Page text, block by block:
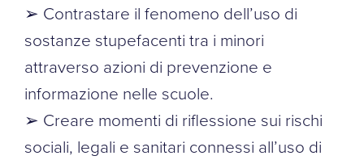
➢ Contrastare il fenomeno dell’uso di
sostanze stupefacenti tra i minori
attraverso azioni di prevenzione e
informazione nelle scuole.
➢ Creare momenti di riflessione sui rischi
sociali, legali e sanitari connessi all’uso di